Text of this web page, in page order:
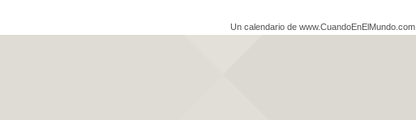
Un calendario de www.CuandoEnElMundo.com